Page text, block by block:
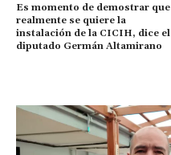
Es momento de demostrar que
realmente se quiere la
instalación de la CICIH, dice el
diputado Germán Altamirano